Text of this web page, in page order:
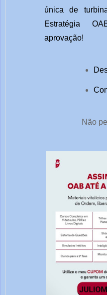
única de
Estratégia
aprovação!
Não